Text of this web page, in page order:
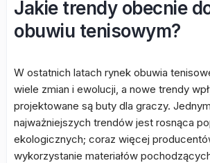
Jakie trendy obecnie
obuwiu tenisowym?
W ostatnich latach rynek obuwia
wiele zmian i ewolucji, a nowe trendy
projektowane są buty dla graczy.
najważniejszych trendów jest rosnąca
ekologicznych; coraz więcej
wykorzystanie materiałów